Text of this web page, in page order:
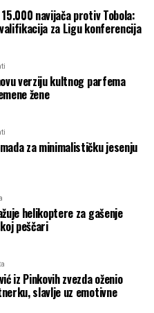
navijača protiv Tobola:
za Ligu konferencija
verziju kultnog parfema
žene
za minimalističku jesenju
helikoptere za gašenje
peščari
iz Pinkovih zvezda oženio
slavlje uz emotivne